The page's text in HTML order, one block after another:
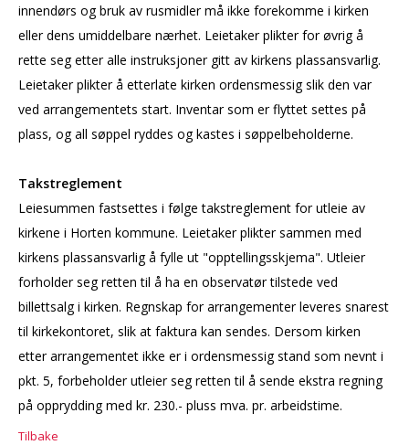
innendørs og bruk av rusmidler må ikke forekomme i kirken
eller dens umiddelbare nærhet. Leietaker plikter for øvrig å
rette seg etter alle instruksjoner gitt av kirkens plassansvarlig.
Leietaker plikter å etterlate kirken ordensmessig slik den var
ved arrangementets start. Inventar som er flyttet settes på
plass, og all søppel ryddes og kastes i søppelbeholderne.
Takstreglement
Leiesummen fastsettes i følge takstreglement for utleie av
kirkene i Horten kommune. Leietaker plikter sammen med
kirkens plassansvarlig å fylle ut "opptellingsskjema". Utleier
forholder seg retten til å ha en observatør tilstede ved
billettsalg i kirken. Regnskap for arrangementer leveres snarest
til kirkekontoret, slik at faktura kan sendes. Dersom kirken
etter arrangementet ikke er i ordensmessig stand som nevnt i
pkt. 5, forbeholder utleier seg retten til å sende ekstra regning
på opprydding med kr. 230.- pluss mva. pr. arbeidstime.
Tilbake